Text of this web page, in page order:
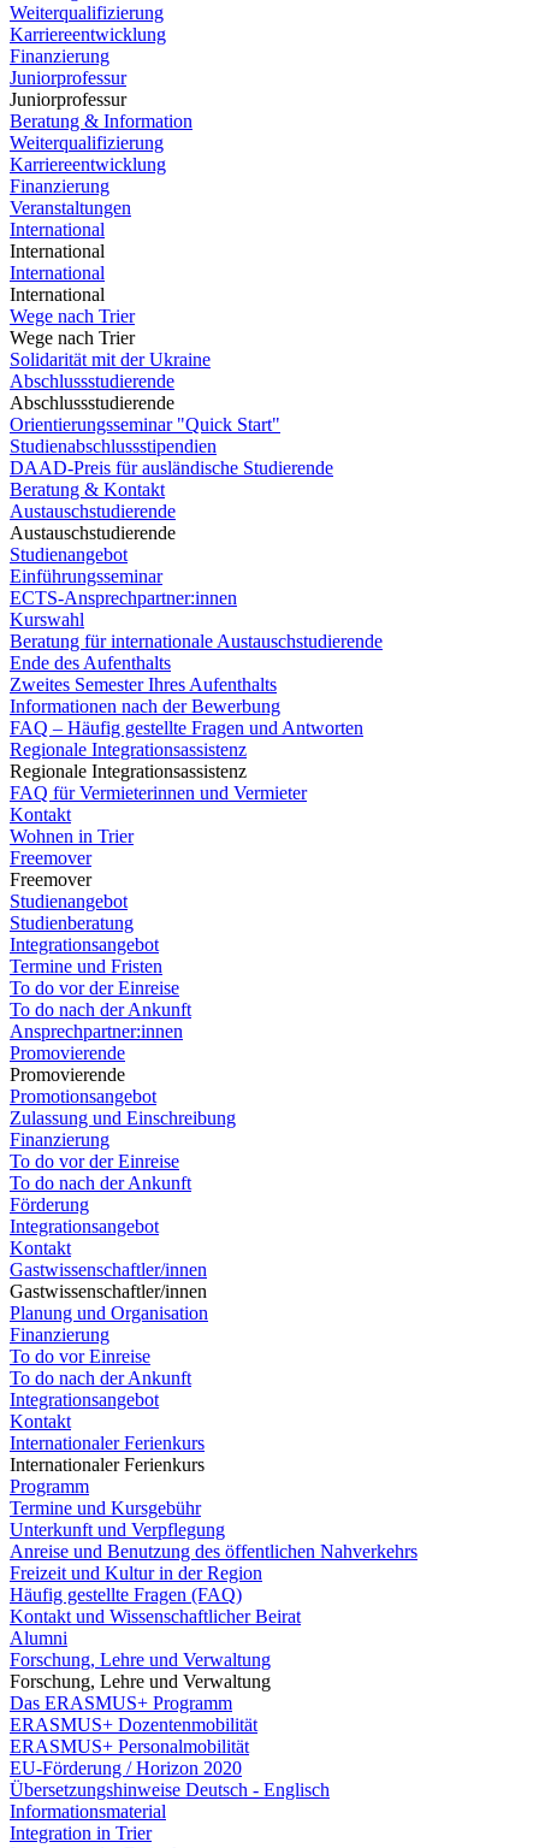
Weiterqualifizierung
Karriereentwicklung
Finanzierung
Juniorprofessur
Juniorprofessur
Beratung & Information
Weiterqualifizierung
Karriereentwicklung
Finanzierung
Veranstaltungen
International
International
International
International
Wege nach Trier
Wege nach Trier
Solidarität mit der Ukraine
Abschlussstudierende
Abschlussstudierende
Orientierungsseminar "Quick Start"
Studienabschlussstipendien
DAAD-Preis für ausländische Studierende
Beratung & Kontakt
Austauschstudierende
Austauschstudierende
Studienangebot
Einführungsseminar
ECTS-Ansprechpartner:innen
Kurswahl
Beratung für internationale Austauschstudierende
Ende des Aufenthalts
Zweites Semester Ihres Aufenthalts
Informationen nach der Bewerbung
FAQ – Häufig gestellte Fragen und Antworten
Regionale Integrationsassistenz
Regionale Integrationsassistenz
FAQ für Vermieterinnen und Vermieter
Kontakt
Wohnen in Trier
Freemover
Freemover
Studienangebot
Studienberatung
Integrationsangebot
Termine und Fristen
To do vor der Einreise
To do nach der Ankunft
Ansprechpartner:innen
Promovierende
Promovierende
Promotionsangebot
Zulassung und Einschreibung
Finanzierung
To do vor der Einreise
To do nach der Ankunft
Förderung
Integrationsangebot
Kontakt
Gastwissenschaftler/innen
Gastwissenschaftler/innen
Planung und Organisation
Finanzierung
To do vor Einreise
To do nach der Ankunft
Integrationsangebot
Kontakt
Internationaler Ferienkurs
Internationaler Ferienkurs
Programm
Termine und Kursgebühr
Unterkunft und Verpflegung
Anreise und Benutzung des öffentlichen Nahverkehrs
Freizeit und Kultur in der Region
Häufig gestellte Fragen (FAQ)
Kontakt und Wissenschaftlicher Beirat
Alumni
Forschung, Lehre und Verwaltung
Forschung, Lehre und Verwaltung
Das ERASMUS+ Programm
ERASMUS+ Dozentenmobilität
ERASMUS+ Personalmobilität
EU-Förderung / Horizon 2020
Übersetzungshinweise Deutsch - Englisch
Informationsmaterial
Integration in Trier